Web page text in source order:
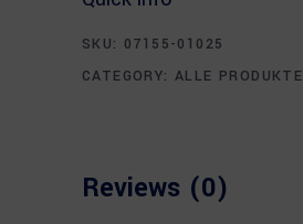
SKU: 07155-01025
CATEGORY:ALLE PRODUKTE
Reviews (0)